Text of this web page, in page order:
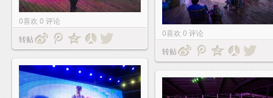
0喜欢 0 评论
转贴
0喜欢 0 评论
转贴